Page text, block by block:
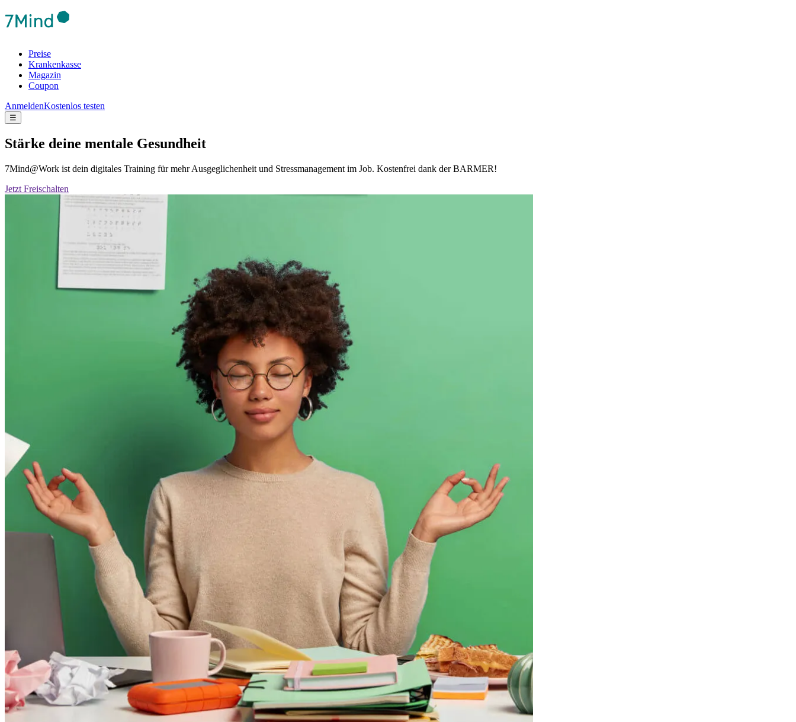
Preise
Krankenkasse
Magazin
Coupon
AnmeldenKostenlos testen
☰
Stärke deine mentale Gesundheit
7Mind@Work ist dein digitales Training für mehr Ausgeglichenheit und Stressmanagement im Job. Kostenfrei dank der BARMER!
Jetzt Freischalten